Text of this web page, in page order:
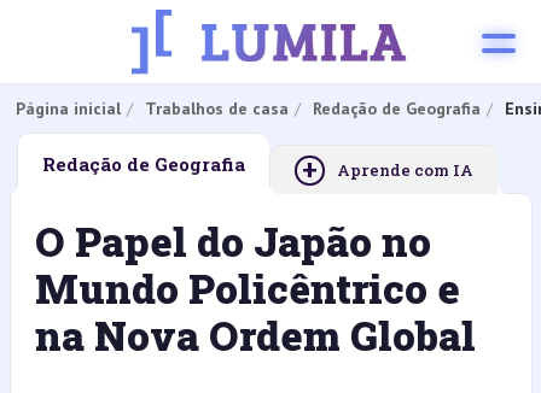
Página inicial Trabalhos de casa Redação de Geografia
Redação de Geografia + Aprende com IA
O Papel do Japão no
Mundo Policêntrico e
na Nova Ordem Global